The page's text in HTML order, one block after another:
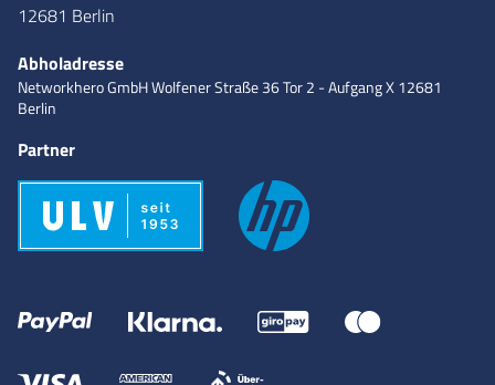
12681 Berlin
Abholadresse
Networkhero GmbHWolfener Straße 36Tor 2 - Aufgang X12681
Berlin
Partner